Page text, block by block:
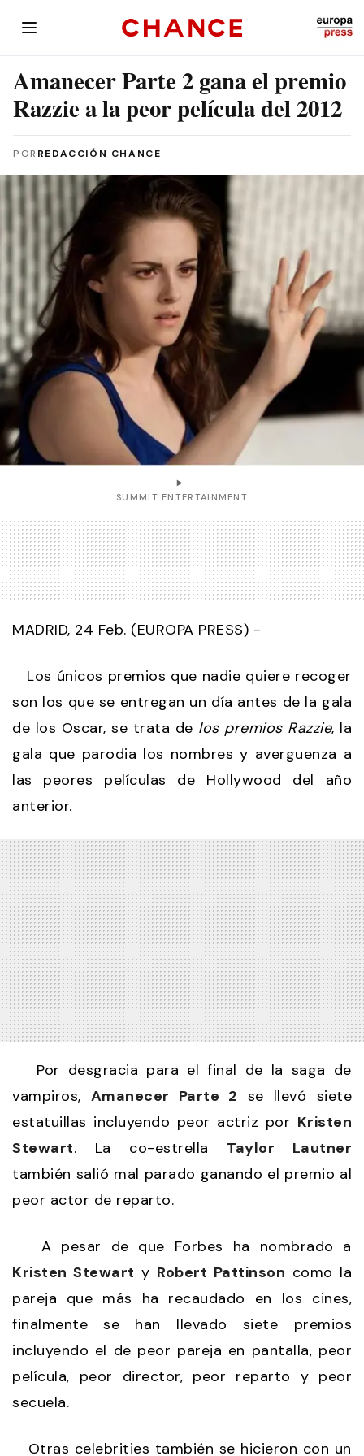
Amanecer Parte 2 gana el premio
Razzie a la peor película del 2012
POR REDACCIÓN CHANCE
SUMMIT ENTERTAINMENT
MADRID, 24 Feb. (EUROPA PRESS) -
Los únicos premios que nadie quiere recoger
son los que se entregan un día antes de la gala
de los Oscar, se trata de los premios Razzie, la
gala que parodia los nombres y averguenza a
las peores películas de Hollywood del año
anterior.
Por desgracia para el final de la saga de
vampiros, Amanecer Parte 2 se llevó siete
estatuillas incluyendo peor actriz por Kristen
Stewart. La co-estrella Taylor Lautner
también salió mal parado ganando el premio al
peor actor de reparto.
A pesar de que Forbes ha nombrado a
Kristen Stewart y Robert Pattinson como la
pareja que más ha recaudado en los cines,
finalmente se han llevado siete premios
incluyendo el de peor pareja en pantalla, peor
película, peor director, peor reparto y peor
secuela.
Otras celebrities también se hicieron con un